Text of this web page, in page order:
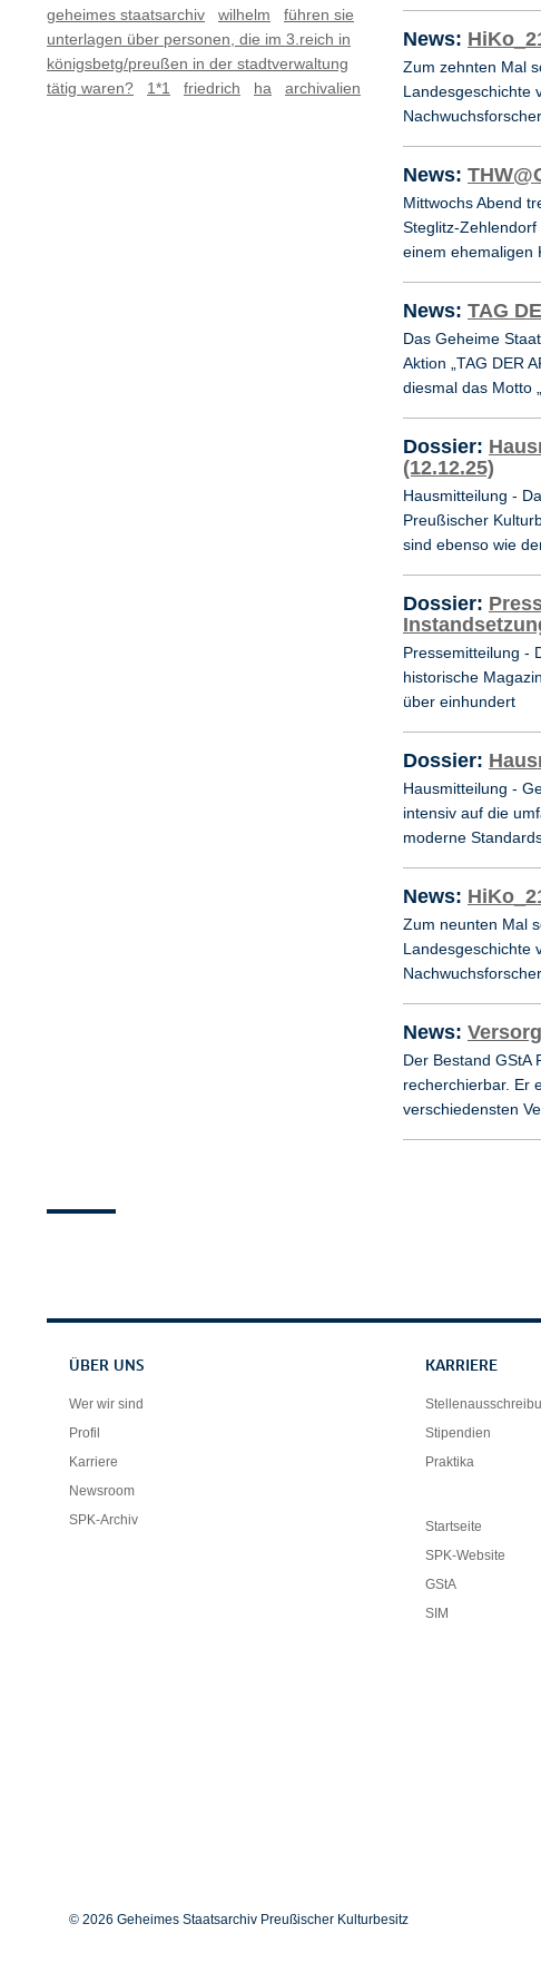
geheimes staatsarchiv
wilhelm
führen sie
unterlagen über personen, die im 3.reich in
königsbetg/preußen in der stadtverwaltung
tätig waren?
1*1 friedrich ha archivalien
News:
Zum zehnten Mal
Landesgeschichte
News:
Mittwochs Abend
Steglitz-
einem ehemaligen
News: TAG
Das Geheime
Aktion „TAG DER
diesmal das Motto
Dossier:
(12.12.25)
Hausmitteilung -
Preußischer
sind ebenso wie
Dossier:
Pressemitteilung -
historische
über einhundert
Dossier:
Hausmitteilung -
intensiv auf die
moderne
News:
Zum neunten Mal
Landesgeschichte
News:
Der Bestand GStA
recherchierbar. Er
verschiedensten
Servicenavigation
ÜBER UNS
Wer wir sind
Profil
Karriere
Newsroom
SPK-Archiv
KARRIERE
Stipendien
Praktika
Startseite
SPK-Website
GStA
SIM
© 2026 Geheimes Staatsarchiv Preußischer Kulturbesitz